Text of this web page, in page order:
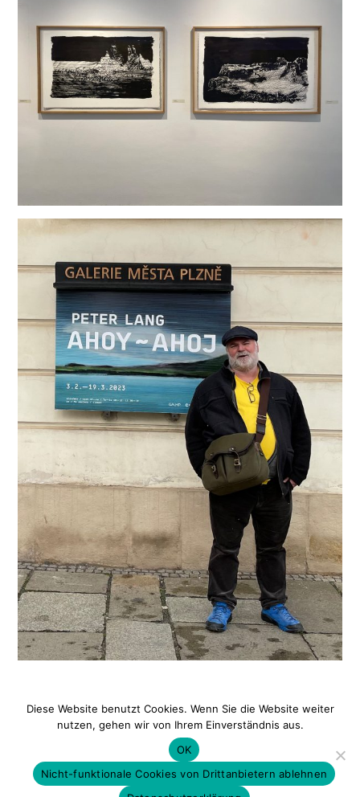
Datenschutz|Impressum
Diese Website benutzt Cookies. Wenn Sie die Website weiter
nutzen, gehen wir von Ihrem Einverständnis aus.
OK
Nicht-funktionale Cookies von Drittanbietern ablehnen